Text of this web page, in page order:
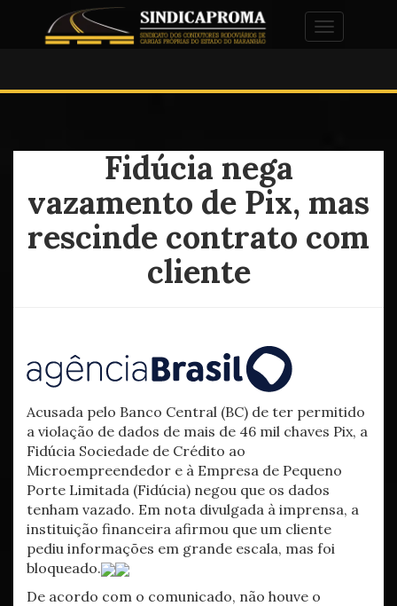
Alternar
Fidúcia nega
vazamento de Pix, mas
rescinde contrato com
cliente
Acusada pelo Banco Central (BC) de ter permitido
a violação de dados de mais de 46 mil chaves Pix, a
Fidúcia Sociedade de Crédito ao
Microempreendedor e à Empresa de Pequeno
Porte Limitada (Fidúcia) negou que os dados
tenham vazado. Em nota divulgada à imprensa, a
instituição financeira afirmou que um cliente
pediu informações em grande escala, mas foi
bloqueado.
De acordo com o comunicado, não houve o